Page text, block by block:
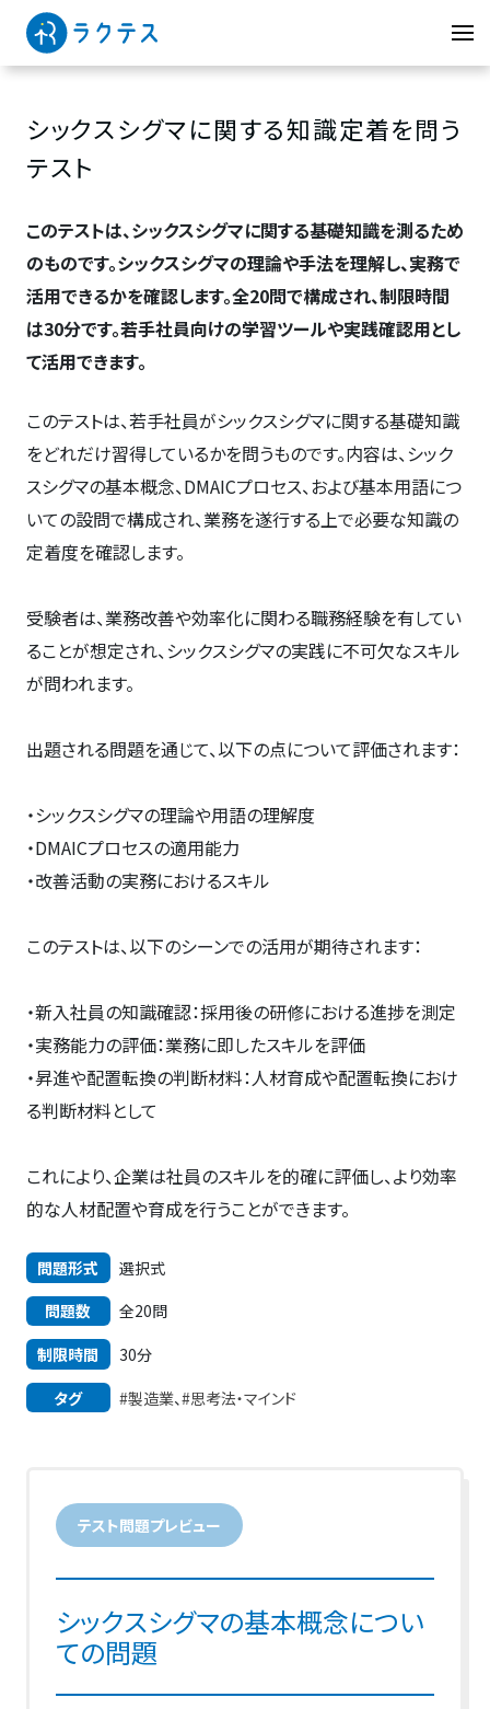
シックスシグマに関する知識定着を問う
テスト
このテストは、シックスシグマに関する基礎知識を測るため
のものです。シックスシグマの理論や手法を理解し、実務で
活用できるかを確認します。全20問で構成され、制限時間
は30分です。若手社員向けの学習ツールや実践確認用とし
て活用できます。
このテストは、若手社員がシックスシグマに関する基礎知識
をどれだけ習得しているかを問うものです。内容は、シック
スシグマの基本概念、DMAICプロセス、および基本用語につ
いての設問で構成され、業務を遂行する上で必要な知識の
定着度を確認します。
受験者は、業務改善や効率化に関わる職務経験を有してい
ることが想定され、シックスシグマの実践に不可欠なスキル
が問われます。
出題される問題を通じて、以下の点について評価されます：
・シックスシグマの理論や用語の理解度
・DMAICプロセスの適用能力
・改善活動の実務におけるスキル
このテストは、以下のシーンでの活用が期待されます：
・新入社員の知識確認：採用後の研修における進捗を測定
・実務能力の評価：業務に即したスキルを評価
・昇進や配置転換の判断材料：人材育成や配置転換におけ
る判断材料として
これにより、企業は社員のスキルを的確に評価し、より効率
的な人材配置や育成を行うことができます。
問題形式
選択式
問題数
全20問
制限時間
30分
タグ
#製造業、#思考法・マインド
テスト問題プレビュー
シックスシグマの基本概念につい
ての問題